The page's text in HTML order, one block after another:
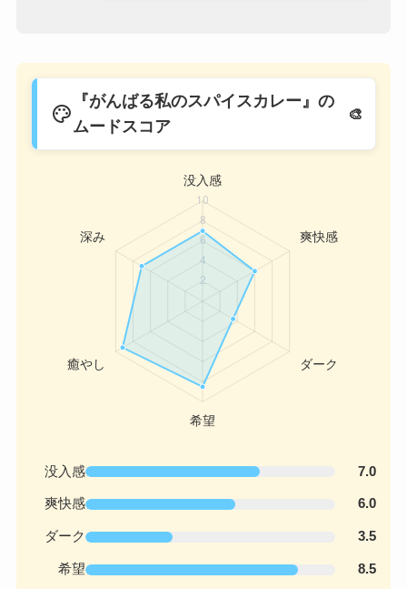
palette
『がんばる私のスパイスカレー』の
ムードスコア
没入感 7.0
爽快感 6.0
ダーク 3.5
希望 8.5